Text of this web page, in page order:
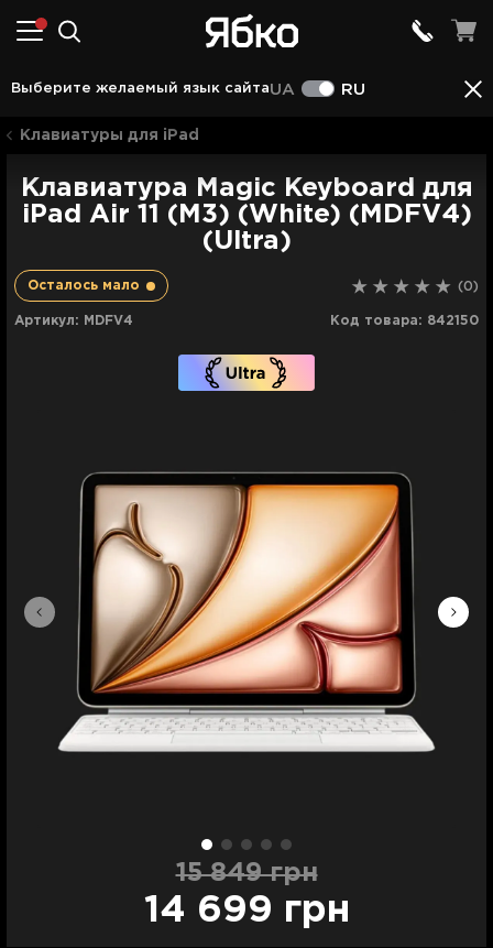
Выберите желаемый язык сайтаUA RU
Описание Характеристики Отзывы (0)
Клавиатуры для iPad
Клавиатура Magic Keyboard для
iPad Air 11 (M3) (White) (MDFV4)
(Ultra)
Осталось мало
Код товара: 842150
Артикул: MDFV4
(0)
15 849 грн
14 699 грн